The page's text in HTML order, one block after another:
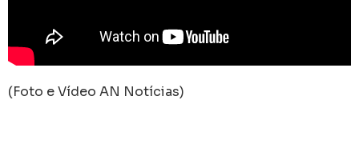
(Foto e Vídeo AN Notícias)